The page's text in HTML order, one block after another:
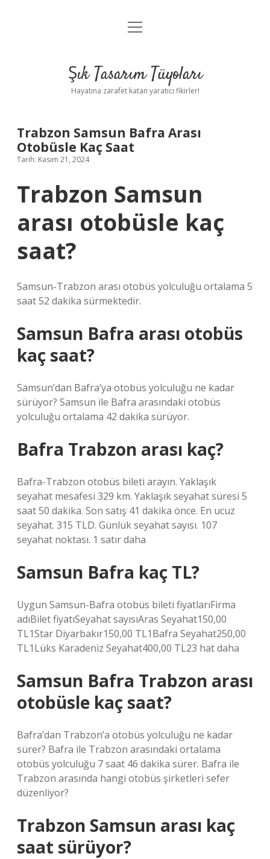
Anasayfa
Yasal Uyarı
menüyü
Şık Tasarım Tüyoları
Hayatına zarafet katan yaratıcı fikirler!
Trabzon Samsun Bafra Arası
Otobüsle Kaç Saat
Tarih: Kasım 21, 2024
Trabzon Samsun
arası otobüsle kaç
saat?
Samsun-Trabzon arası otobüs yolculuğu ortalama 5
saat 52 dakika sürmektedir.
Samsun Bafra arası otobüs
kaç saat?
Samsun’dan Bafra’ya otobüs yolculuğu ne kadar
sürüyor? Samsun ile Bafra arasındaki otobüs
yolculuğu ortalama 42 dakika sürüyor.
Bafra Trabzon arası kaç?
Bafra-Trabzon otobüs bileti arayın. Yaklaşık
seyahat mesafesi 329 km. Yaklaşık seyahat süresi 5
saat 50 dakika. Son satış 41 dakika önce. En ucuz
seyahat. 315 TLD. Günlük seyahat sayısı. 107
seyahat noktası. 1 satır daha
Samsun Bafra kaç TL?
Uygun Samsun-Bafra otobüs bileti fiyatlarıFirma
adıBilet fiyatıSeyahat sayısıAras Seyahat150,00
TL1Star Diyarbakır150,00 TL1Bafra Seyahat250,00
TL1Lüks Karadeniz Seyahat400,00 TL23 hat daha
Samsun Bafra Trabzon arası
otobüsle kaç saat?
Bafra’dan Trabzon’a otobüs yolculuğu ne kadar
sürer? Bafra ile Trabzon arasındaki ortalama
otobüs yolculuğu 7 saat 46 dakika sürer. Bafra ile
Trabzon arasında hangi otobüs şirketleri sefer
düzenliyor?
Trabzon Samsun arası kaç
saat sürüyor?